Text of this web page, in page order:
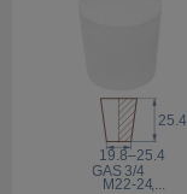
25.4
GAS 3/4
19.8–25.4
M22-24,...